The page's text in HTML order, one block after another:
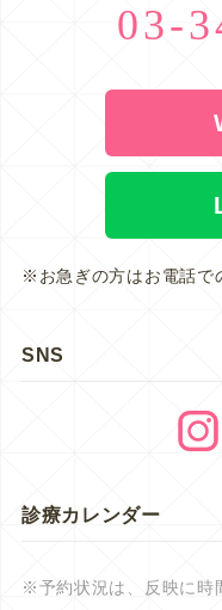
03-
※お急ぎの方はお電話で
SNS
診療カレンダー
※予約状況は、反映に時